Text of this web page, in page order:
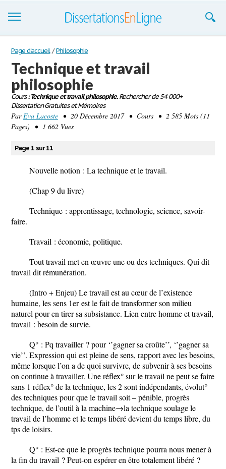
Dissertations
S'inscrire
Se connecter
Contactez-nous
Page d'accueil / Philosophie
Technique et travail
philosophie
Cours: Technique et travail philosophie.Rechercher de 54 000+
Dissertation Gratuites et Mémoires
ParEva Lacoste • 20 Décembre 2017 • Cours • 2 585 Mots (11
Pages) • 1 662 Vues
Page 1 sur 11
Nouvelle notion : La technique et le travail.
(Chap 9 du livre)
Technique : apprentissage, technologie, science, savoir-
faire.
Travail : économie, politique.
Tout travail met en œuvre une ou des techniques. Qui dit
travail dit rémunération.
(Intro + Enjeu)Le travail est au cœur de l’existence
humaine, les sens 1erest le fait de transformer son milieu
naturel pour en tirer sa subsistance. Lien entre homme et travail,
travail : besoin de survie.
Q° : Pq travailler ? pour ‘’gagner sa croûte’’, ‘’gagner sa
vie’’. Expression qui est pleine de sens, rapport avec les besoins,
même lorsque l’on a de quoi survivre, de subvenir à ses besoins
on continue à travailler. Une réflex° sur le travail ne peut se faire
sans 1 réflex° de la technique, les 2 sont indépendants, évolut°
des techniques pour que le travail soit – pénible, progrès
technique, de l’outil à la machine→la technique soulage le
travail de l’homme et le temps libéré devient du temps libre, du
tps de loisirs.
Q° : Est-ce que le progrès technique pourra nous mener à
la fin du travail ? Peut-on espérer en être totalement libéré ?